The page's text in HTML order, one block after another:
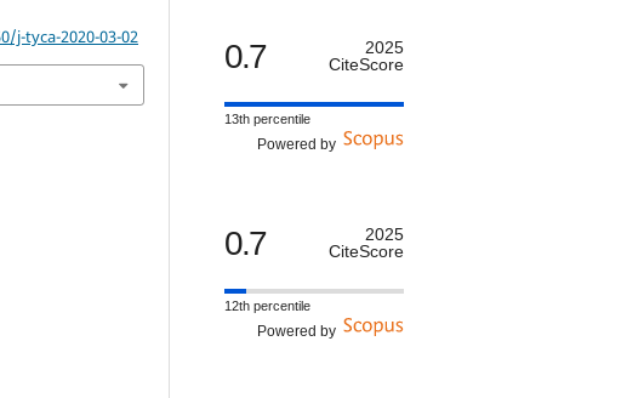
j-tyca-2020-03-02
0.7
2025
CiteScore
13th percentile
Powered by
0.7
2025
CiteScore
12th percentile
Powered by